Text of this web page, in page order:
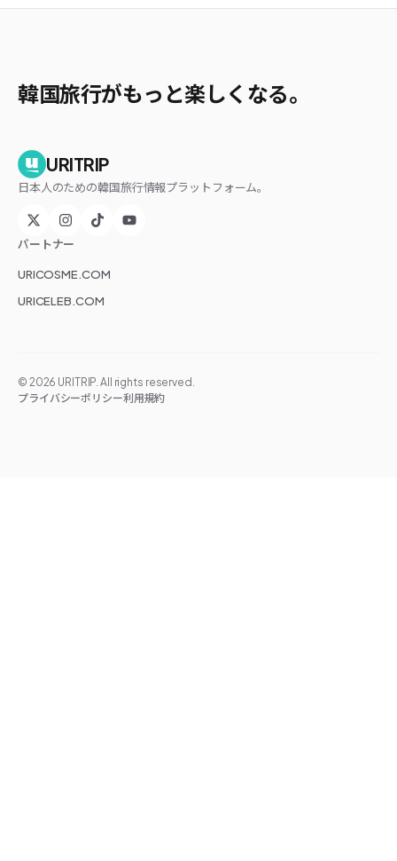
韓国旅行がもっと楽しくなる。
URITRIP
日本人のための韓国旅行情報プラットフォーム。
パートナー
URICOSME.COM
URICELEB.COM
© 2026 URITRIP. All rights reserved.
プライバシーポリシー利用規約